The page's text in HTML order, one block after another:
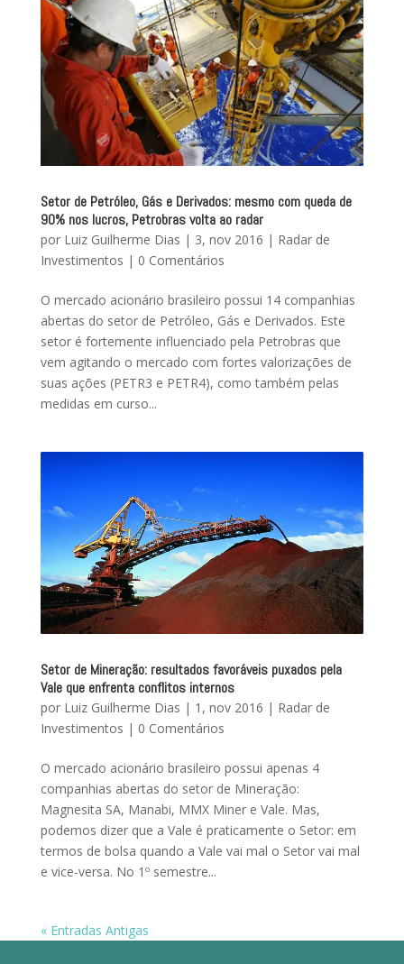
Setor de Petróleo, Gás e Derivados: mesmo com queda de
90% nos lucros, Petrobras volta ao radar
por Luiz Guilherme Dias | 3, nov 2016 | Radar de
Investimentos | 0 Comentários
O mercado acionário brasileiro possui 14 companhias
abertas do setor de Petróleo, Gás e Derivados. Este
setor é fortemente influenciado pela Petrobras que
vem agitando o mercado com fortes valorizações de
suas ações (PETR3 e PETR4), como também pelas
medidas em curso...
Setor de Mineração: resultados favoráveis puxados pela
Vale que enfrenta conflitos internos
por Luiz Guilherme Dias | 1, nov 2016 | Radar de
Investimentos | 0 Comentários
O mercado acionário brasileiro possui apenas 4
companhias abertas do setor de Mineração:
Magnesita SA, Manabi, MMX Miner e Vale. Mas,
podemos dizer que a Vale é praticamente o Setor: em
termos de bolsa quando a Vale vai mal o Setor vai mal
e vice-versa. No 1º semestre...
« Entradas Antigas